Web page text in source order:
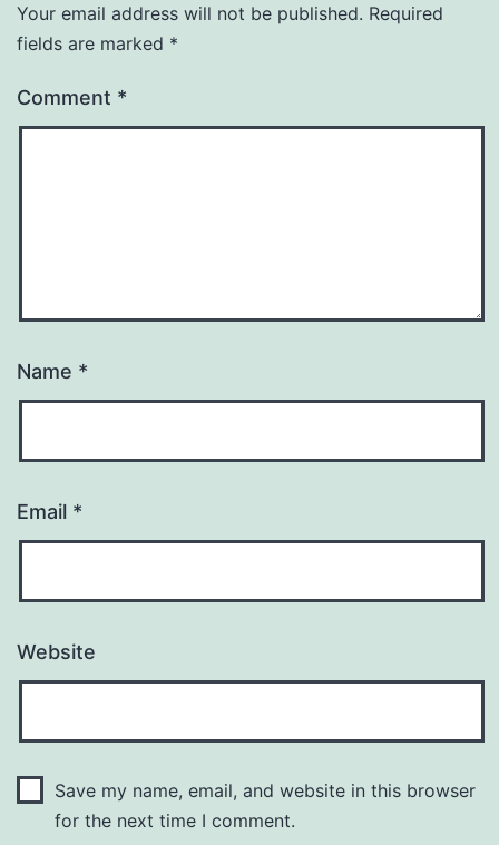
Your email address will not be published. Required
fields are marked *
Comment *
Name *
Email *
Website
Save my name, email, and website in this browser
for the next time I comment.